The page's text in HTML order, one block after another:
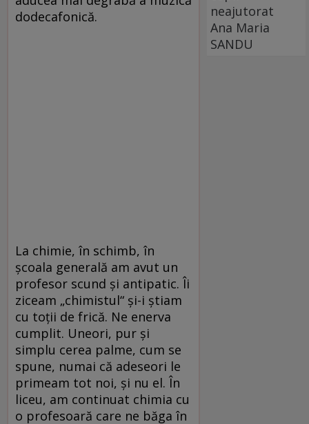
dodecafonică.
La chimie, în schimb, în
școala generală am avut un
profesor scund și antipatic. Îi
ziceam „chimistul“ și-i știam
cu toții de frică. Ne enerva
cumplit. Uneori, pur și
simplu cerea palme, cum se
spune, numai că adeseori le
primeam tot noi, și nu el. În
liceu, am continuat chimia cu
o profesoară care ne băga în
neajutorat
Ana Maria
SANDU